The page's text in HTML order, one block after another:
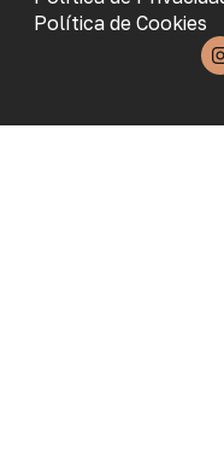
Política de Cookies